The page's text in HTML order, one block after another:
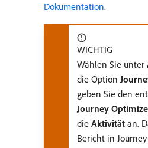
Dokumentation.
WICHTIG
Wählen Sie unter
die Option
geben Sie den
Journey
die Aktivität an.
Bericht in